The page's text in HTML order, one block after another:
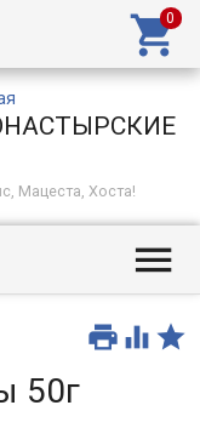

Мацеста, Хоста!

  
50г